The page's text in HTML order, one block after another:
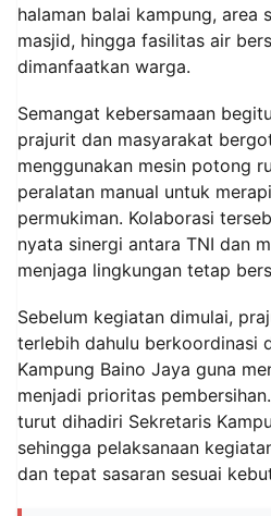
halaman balai kampung, area
masjid, hingga fasilitas air
dimanfaatkan warga.
Semangat kebersamaan
prajurit dan masyarakat
menggunakan mesin potong
peralatan manual untuk
permukiman. Kolaborasi
nyata sinergi antara TNI dan
menjaga lingkungan tetap
Sebelum kegiatan dimulai,
terlebih dahulu berkoordinasi
Kampung Baino Jaya guna
menjadi prioritas
turut dihadiri Sekretaris
sehingga pelaksanaan
dan tepat sasaran sesuai